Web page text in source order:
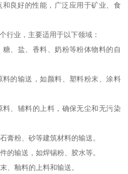
良好的性能，广泛应用于矿业、食
行业，主要适用于以下领域：
、盐、香料、奶粉等粉体物料的自
的输送，如颜料、塑料粉末、涂料
、辅料的上料，确保无尘和无污染
膏粉、砂等建筑材料的输送。
的输送，如焊锡粉、胶水等。
、釉料的上料和输送。